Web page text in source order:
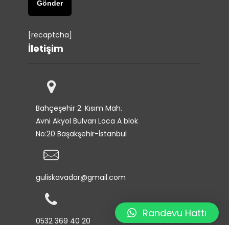
[recaptcha]
İletişim
Bahçeşehir 2. Kısım Mah.
Avni Akyol Bulvarı Loca A blok
No:20 Başakşehir-İstanbul
guliskavadar@gmail.com
0532 369 40 20
Randevu Hattı